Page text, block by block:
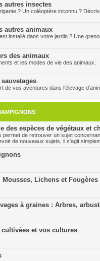
autres insectes
? Un coléoptère inconnu ?
autres animaux
installé dans votre jardin ? Une
des animaux
et les modes de vie des animaux.
de vos aventures dans l'élevage
des espèces de végétaux et
permet de retrouver un sujet
de nouveaux sujets, il s'agit
Mousses, Lichens et Fougères
à graines : Arbres,
cultivées et vos cultures